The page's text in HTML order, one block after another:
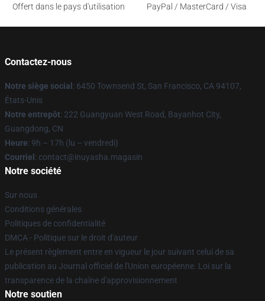
Offert dans le pays d'utilisation
PayPal / MasterCard / Visa
Contactez-nous
Notre siège social : 6450 Townsend St, San Francisco, CA 94107,
États-Unis
Notre entrepôt: 222 Guangyuan West Road, Bayanhot City,
Guangdong, CN
Heure: 9h – 17h (lu – vendredi)
Courriel : contact@inuyasha.magasin
Notre société
Sur nous
Conditions générales
Politiques de confidentialité
DMCA - Politique sur le droit d'auteur
Le présent règlement entre en vigueur le jour suivant celui de sa
publication au Journal officiel de l'Union européenne. Loi sur la
transparence de la chaîne d'approvisionnement
Notre soutien